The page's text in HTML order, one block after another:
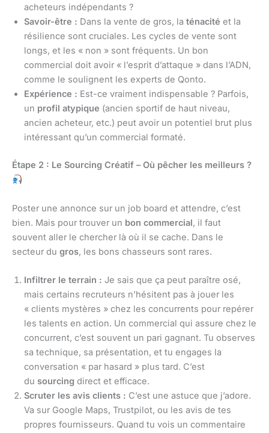
acheteurs indépendants ?
Savoir-être : Dans la vente de gros, la ténacité et la
résilience sont cruciales. Les cycles de vente sont
longs, et les « non » sont fréquents. Un bon
commercial doit avoir « l’esprit d’attaque » dans l’ADN,
comme le soulignent les experts de Qonto.
Expérience : Est-ce vraiment indispensable ? Parfois,
un profil atypique (ancien sportif de haut niveau,
ancien acheteur, etc.) peut avoir un potentiel brut plus
intéressant qu’un commercial formaté.
Étape 2 : Le Sourcing Créatif – Où pêcher les meilleurs ?
Poster une annonce sur un job board et attendre, c’est
bien. Mais pour trouver un bon commercial, il faut
souvent aller le chercher là où il se cache. Dans le
secteur du gros, les bons chasseurs sont rares.
Infiltrer le terrain : Je sais que ça peut paraître osé,
mais certains recruteurs n’hésitent pas à jouer les
« clients mystères » chez les concurrents pour repérer
les talents en action. Un commercial qui assure chez le
concurrent, c’est souvent un pari gagnant. Tu observes
sa technique, sa présentation, et tu engages la
conversation « par hasard » plus tard. C’est
du sourcing direct et efficace.
Scruter les avis clients : C’est une astuce que j’adore.
Va sur Google Maps, Trustpilot, ou les avis de tes
propres fournisseurs. Quand tu vois un commentaire